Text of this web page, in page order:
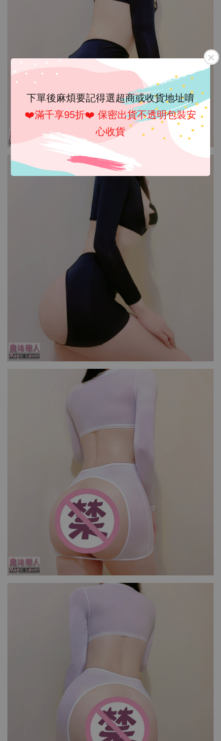
下單後麻煩要記得選超商或收貨地址唷
❤️滿千享95折❤️ 保密出貨不透明包裝安
心收貨